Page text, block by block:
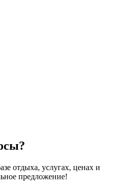
отдыха, услугах, ценах и
предложение!